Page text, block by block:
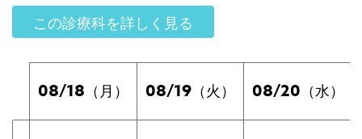
この診療科を詳しく見る
08/18 （月） 08/19 （火） 08/20 （水）